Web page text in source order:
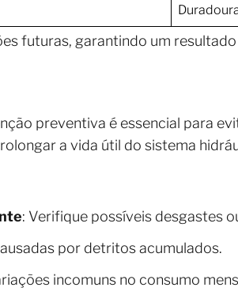
futuras, garantindo um
preventiva é essencial para
a vida útil do sistema
: Verifique possíveis desgastes
por detritos acumulados.
incomuns no consumo